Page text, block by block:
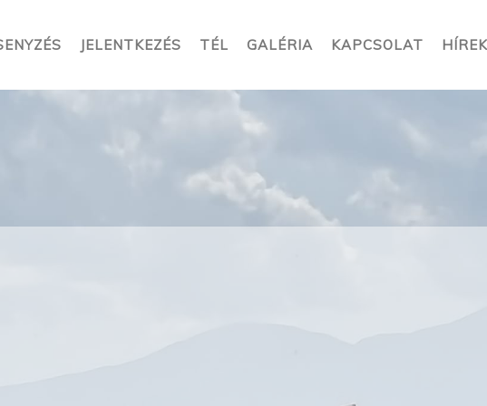
JELENTKEZÉS TÉL GALÉRIA KAPCSOLAT HÍREK